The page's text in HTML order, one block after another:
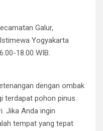
Galur,
Yogyakarta
18.00 WIB.
dengan ombak
terdapat pohon pinus
Jika Anda ingin
tempat yang tepat